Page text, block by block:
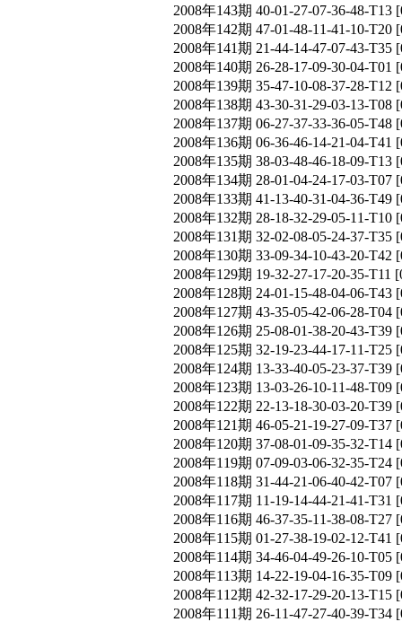
2008年143期 40-01-27-07-36-48-
2008年142期 47-01-48-11-41-10-
2008年141期 21-44-14-47-07-43-
2008年140期 26-28-17-09-30-04-
2008年139期 35-47-10-08-37-28-
2008年138期 43-30-31-29-03-13-
2008年137期 06-27-37-33-36-05-
2008年136期 06-36-46-14-21-04-
2008年135期 38-03-48-46-18-09-
2008年134期 28-01-04-24-17-03-
2008年133期 41-13-40-31-04-36-
2008年132期 28-18-32-29-05-11-
2008年131期 32-02-08-05-24-37-
2008年130期 33-09-34-10-43-20-
2008年129期 19-32-27-17-20-35-
2008年128期 24-01-15-48-04-06-
2008年127期 43-35-05-42-06-28-
2008年126期 25-08-01-38-20-43-
2008年125期 32-19-23-44-17-11-
2008年124期 13-33-40-05-23-37-
2008年123期 13-03-26-10-11-48-
2008年122期 22-13-18-30-03-20-
2008年121期 46-05-21-19-27-09-
2008年120期 37-08-01-09-35-32-
2008年119期 07-09-03-06-32-35-
2008年118期 31-44-21-06-40-42-
2008年117期 11-19-14-44-21-41-
2008年116期 46-37-35-11-38-08-
2008年115期 01-27-38-19-02-12-
2008年114期 34-46-04-49-26-10-
2008年113期 14-22-19-04-16-35-
2008年112期 42-32-17-29-20-13-
2008年111期 26-11-47-27-40-39-